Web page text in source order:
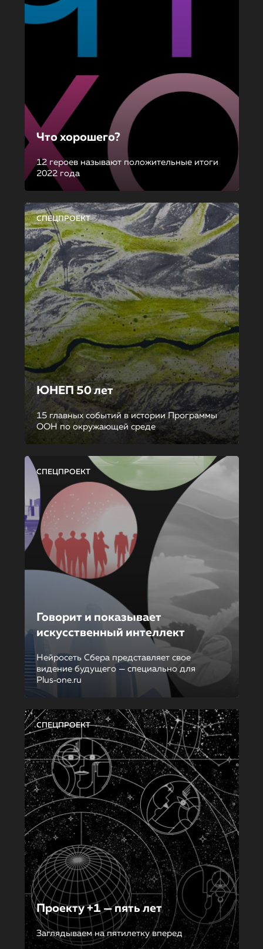
Что хорошего?
12 героев называют положительные итоги
2022 года
СПЕЦПРОЕКТ
ЮНЕП 50 лет
15 главных событий в истории Программы
ООН по окружающей среде
СПЕЦПРОЕКТ
Говорит и показывает
искусственный интеллект
Нейросеть Сбера представляет свое
видение будущего — специально для
Plus‑one.ru
СПЕЦПРОЕКТ
Проекту +1 — пять лет
Заглядываем на пятилетку вперед